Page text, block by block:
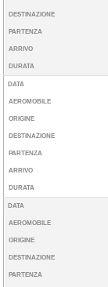
DESTINAZIONE
PARTENZA
ARRIVO
DURATA
DATA
AEROMOBILE
ORIGINE
DESTINAZIONE
PARTENZA
ARRIVO
DURATA
DATA
AEROMOBILE
ORIGINE
DESTINAZIONE
PARTENZA